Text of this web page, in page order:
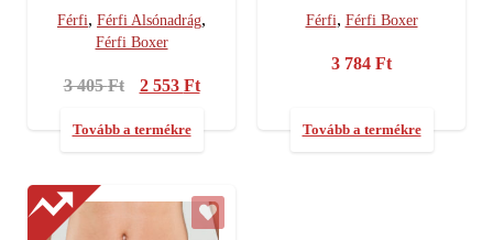
Férfi, Férfi Alsónadrág,
Férfi Boxer
3 405Ft
Original
was:
2 553 FtCurrent
Tovább a termékre
Férfi, Férfi Boxer
3 784 Ft
Tovább a termékre